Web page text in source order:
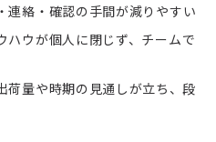
連絡・確認の手間が減りやすい
ハウが個人に閉じず、チームで
荷量や時期の見通しが立ち、段